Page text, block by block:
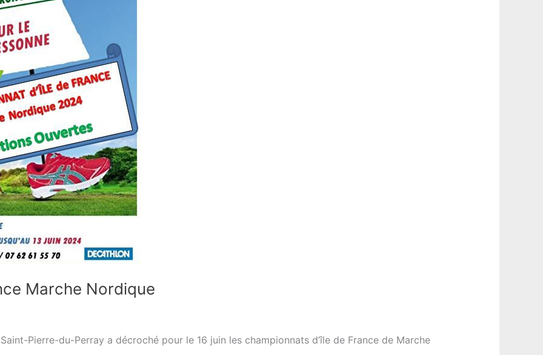
Marche Nordique
Pierre-du-Perray a décroché pour le 16 juin les championnats d’île de France de Marche